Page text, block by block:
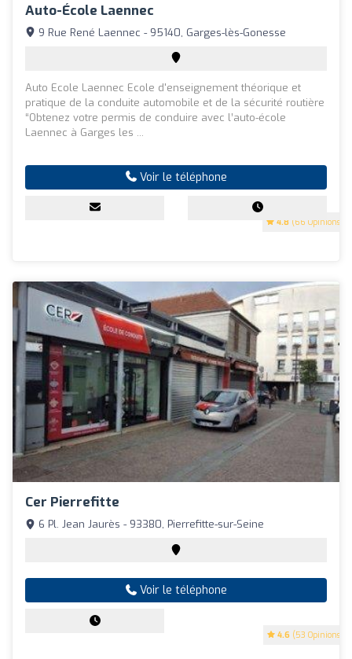
Auto-École Laennec
4.8 (66 Opinions)
9 Rue René Laennec - 95140, Garges-lès-Gonesse
Auto Ecole Laennec Ecole d'enseignement théorique et
pratique de la conduite automobile et de la sécurité routière
“Obtenez votre permis de conduire avec l’auto-école
Laennec à Garges les ...
Voir le téléphone
Cer Pierrefitte
4.6 (53 Opinions)
6 Pl. Jean Jaurès - 93380, Pierrefitte-sur-Seine
Voir le téléphone